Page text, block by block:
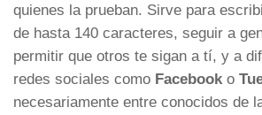
quienes la prueban. Sirve para
de hasta 140 caracteres, seguir a
permitir que otros te sigan a tí, y a
redes sociales como Facebook o
necesariamente entre conocidos de